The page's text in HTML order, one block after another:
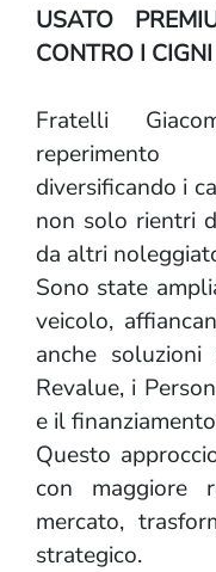
USATO
CONTRO I
Fratelli
diversificando i
non solo rientri
da altri
Sono state
veicolo,
anche
Revalue, i
e il
Questo
con maggiore
mercato,
strategico.